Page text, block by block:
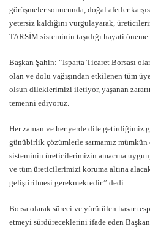
görüşmeler sonucunda, doğal afetler
yetersiz kaldığını vurgulayarak,
TARSİM sisteminin taşıdığı hayati
Başkan Şahin: “Isparta Ticaret Borsası
olan ve dolu yağışından etkilenen tüm
olsun dileklerimizi iletiyor, yaşanan
temenni ediyoruz.
Her zaman ve her yerde dile getirdiğimiz
günübirlik çözümlerle sarmamız
sisteminin üreticilerimizin amacına uygun,
ve tüm üreticilerimizi koruma altına
geliştirilmesi gerekmektedir.” dedi.
Borsa olarak süreci ve yürütülen hasar
etmeyi sürdüreceklerini ifade eden